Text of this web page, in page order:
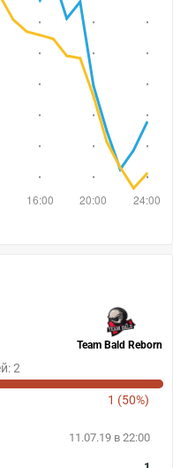
Team Bald Reborn
2
1 (50%)
11.07.19 в 22:00